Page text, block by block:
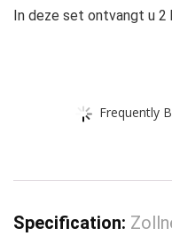
In deze set ontvangt u 2
Frequently
Specification: